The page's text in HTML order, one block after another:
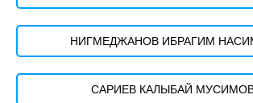
НИГМЕДЖАНОВ ИБРАГИМ
САРИЕВ КАЛЫБАЙ